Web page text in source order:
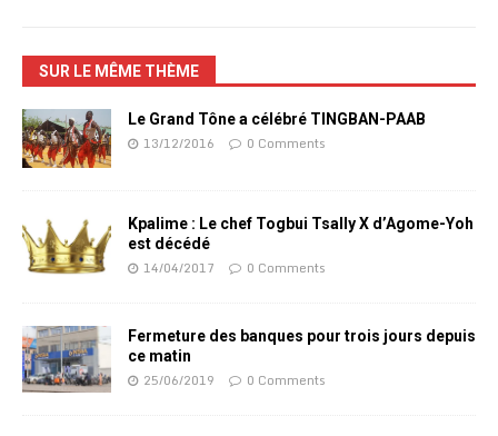
SUR LE MÊME THÈME
Le Grand Tône a célébré TINGBAN-PAAB
13/12/2016 0 Comments
Kpalime : Le chef Togbui Tsally X d’Agome-Yoh
est décédé
14/04/2017 0 Comments
Fermeture des banques pour trois jours depuis
ce matin
25/06/2019 0 Comments